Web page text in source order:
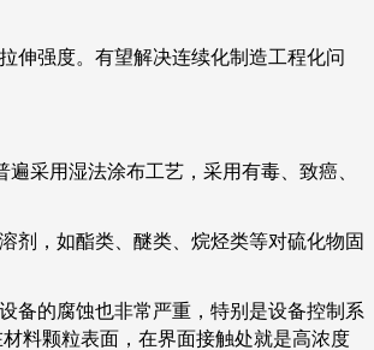
伸强度。有望解决连续化制造工程化问
采用湿法涂布工艺，采用有毒、致癌、
剂，如酯类、醚类、烷烃类等对硫化物固
备的腐蚀也非常严重，特别是设备控制系
料颗粒表面，在界面接触处就是高浓度